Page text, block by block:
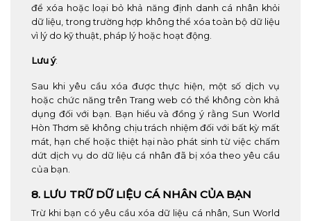
để xóa hoặc loại bỏ khả năng định danh cá nhân khỏi
dữ liệu, trong trường hợp không thể xóa toàn bộ dữ liệu
vì lý do kỹ thuật, pháp lý hoặc hoạt động.
Lưu ý:
Sau khi yêu cầu xóa được thực hiện, một số dịch vụ
hoặc chức năng trên Trang web có thể không còn khả
dụng đối với bạn. Bạn hiểu và đồng ý rằng Sun World
Hòn Thơm sẽ không chịu trách nhiệm đối với bất kỳ mất
mát, hạn chế hoặc thiệt hại nào phát sinh từ việc chấm
dứt dịch vụ do dữ liệu cá nhân đã bị xóa theo yêu cầu
của bạn.
8. LƯU TRỮ DỮ LIỆU CÁ NHÂN CỦA BẠN
Trừ khi bạn có yêu cầu xóa dữ liệu cá nhân, Sun World